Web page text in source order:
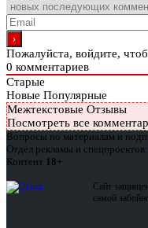
Пожалуйста, войдите,
0 комментариев
Старые
Новые Популярные
Межтекстовые Отзывы
Посмотреть все
Вопросы по материалам и
Отдел рекламы и спецпроектов:
Контент 18+
Сайт
самой